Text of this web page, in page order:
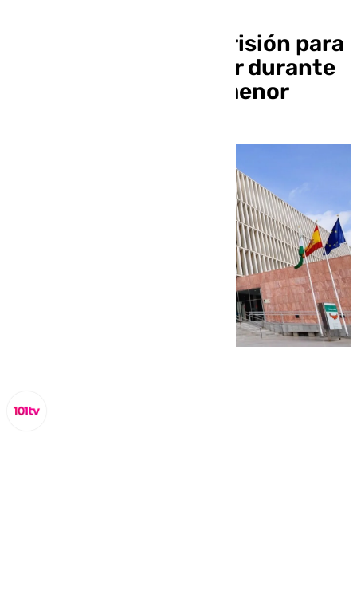
Pena de 12 años de prisión para
un hombre por abusar durante
cuatro años de una menor